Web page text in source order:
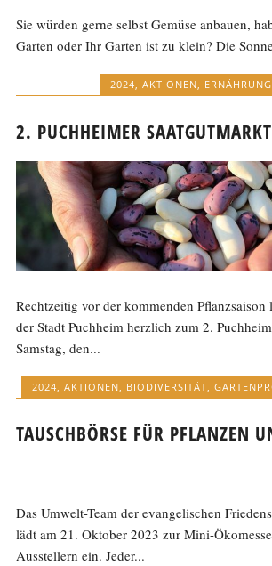
Sie würden gerne selbst Gemüse anbauen,
Garten oder Ihr Garten ist zu klein? Die
2024, AKTIONEN, ERNÄHRUNG
2. PUCHHEIMER SAATGUTMARKT
Rechtzeitig vor der kommenden Pflanzsaison
der Stadt Puchheim herzlich zum 2.
Samstag, den...
2024, AKTIONEN, BIODIVERSITÄT,
TAUSCHBÖRSE FÜR PFLANZEN
Das Umwelt-Team der evangelischen
lädt am 21. Oktober 2023 zur Mini-
Ausstellern ein. Jeder...